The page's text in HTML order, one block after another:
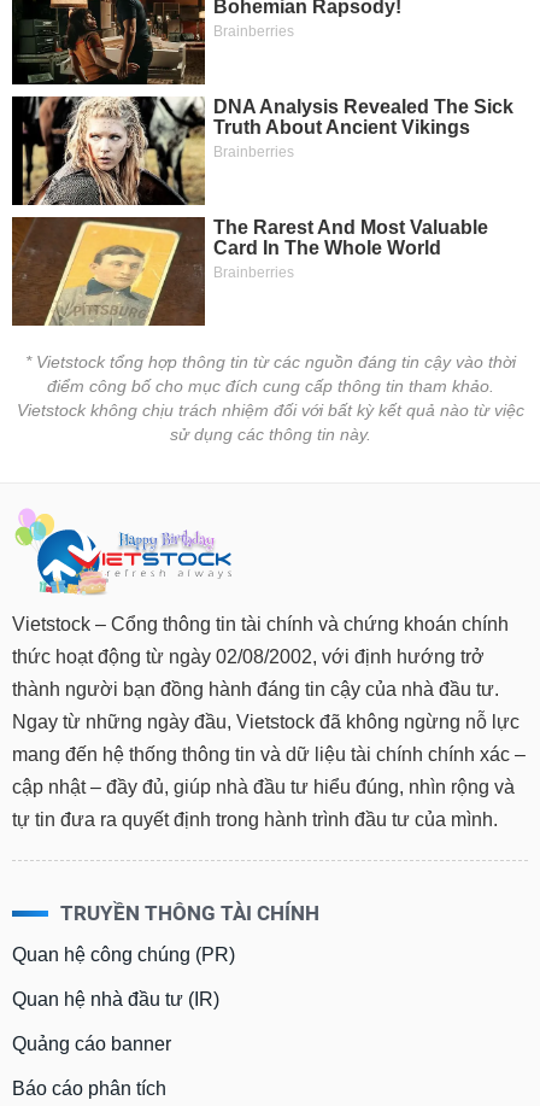
* Vietstock tổng hợp thông tin từ các nguồn đáng tin cậy vào thời
điểm công bố cho mục đích cung cấp thông tin tham khảo.
Vietstock không chịu trách nhiệm đối với bất kỳ kết quả nào từ việc
sử dụng các thông tin này.
Vietstock – Cổng thông tin tài chính và chứng khoán chính
thức hoạt động từ ngày 02/08/2002, với định hướng trở
thành người bạn đồng hành đáng tin cậy của nhà đầu tư.
Ngay từ những ngày đầu, Vietstock đã không ngừng nỗ lực
mang đến hệ thống thông tin và dữ liệu tài chính chính xác –
cập nhật – đầy đủ, giúp nhà đầu tư hiểu đúng, nhìn rộng và
tự tin đưa ra quyết định trong hành trình đầu tư của mình.
TRUYỀN THÔNG TÀI CHÍNH
Quan hệ công chúng (PR)
Quan hệ nhà đầu tư (IR)
Quảng cáo banner
Báo cáo phân tích